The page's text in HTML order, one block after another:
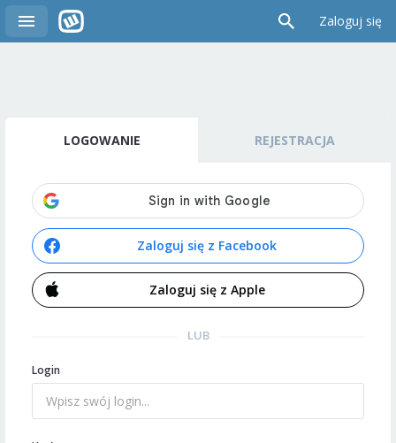
Zaloguj się
LOGOWANIE REJESTRACJA
Zaloguj się z Facebook
Zaloguj się z Apple
LUB
Login